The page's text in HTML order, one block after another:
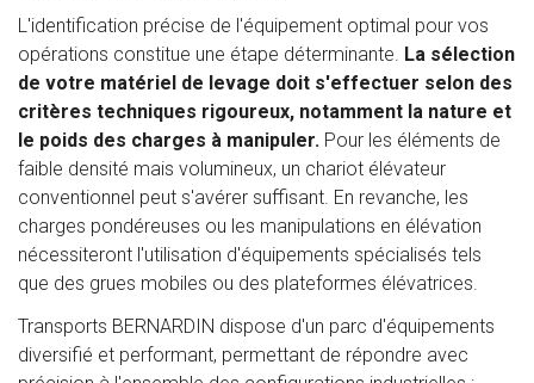
L'identification précise de l'équipement optimal pour vos
opérations constitue une étape déterminante. La sélection
de votre matériel de levage doit s'effectuer selon des
critères techniques rigoureux, notamment la nature et
le poids des charges à manipuler. Pour les éléments de
faible densité mais volumineux, un chariot élévateur
conventionnel peut s'avérer suffisant. En revanche, les
charges pondéreuses ou les manipulations en élévation
nécessiteront l'utilisation d'équipements spécialisés tels
que des grues mobiles ou des plateformes élévatrices.
Transports BERNARDIN dispose d'un parc d'équipements
diversifié et performant, permettant de répondre avec